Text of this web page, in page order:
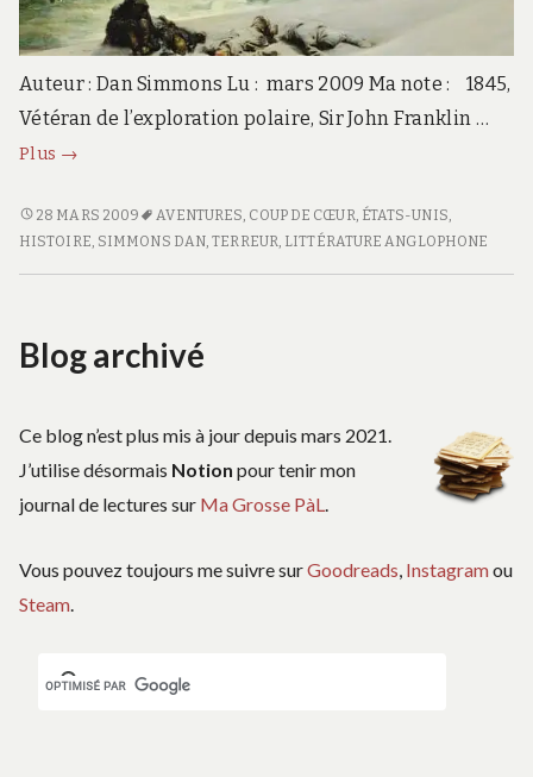
Auteur : Dan Simmons Lu : mars 2009 Ma note : 1845,
Vétéran de l’exploration polaire, Sir John Franklin …
Plus Terreur
→
TERREUR
28 MARS 2009 AVENTURES, COUP DE CŒUR, ÉTATS-UNIS,
HISTOIRE, SIMMONS DAN,TERREUR, LITTÉRATURE ANGLOPHONE
Blog archivé
Ce blog n’est plus mis à jour depuis mars 2021.
J’utilise désormais Notion pour tenir mon
journal de lectures sur Ma Grosse PàL
Vous pouvez toujours me suivre surGoodreads, Instagramou
Steam.